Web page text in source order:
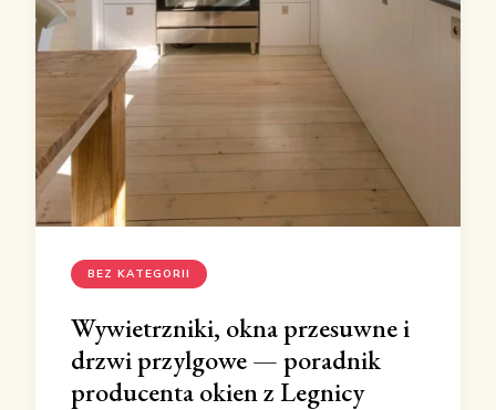
BEZ KATEGORII
Wywietrzniki, okna przesuwne i
drzwi przylgowe — poradnik
producenta okien z Legnicy